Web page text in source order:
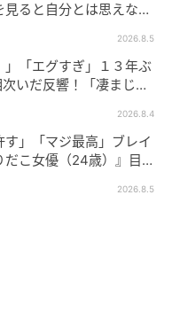
りました。漫画内で
のではないかと思い
化、海外ドラマ、シ
アニメ放送と『神の
フランス愛好家がさ
ると自分とは思えなか
2026.8.5
」「エグすぎ」１３年ぶ
いだ反響！「凄まじく
2026.8.4
す」「マジ最高」ブレイ
こ女優（24歳）』目が
2026.8.5